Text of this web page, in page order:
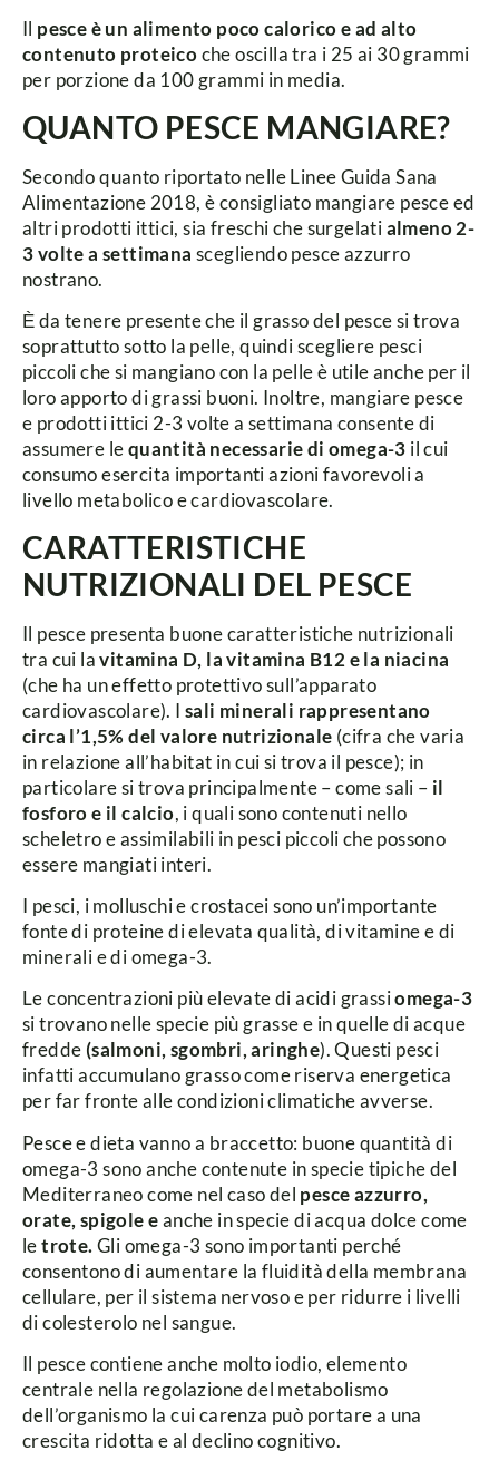
Il pesce è un alimento poco calorico e ad alto
contenuto proteicoche oscilla tra i 25 ai 30 grammi
per porzione da 100 grammi in media.
QUANTO PESCE MANGIARE?
Secondo quanto riportato nelle Linee Guida Sana
Alimentazione 2018, è consigliato mangiare pesce ed
altri prodotti ittici, sia freschi che surgelatialmeno 2-
3 volte a settimana scegliendopesce azzurro
nostrano.
Ѐ da tenere presente che il grasso del pesce si trova
soprattutto sotto la pelle, quindi scegliere pesci
piccoli che si mangiano con la pelle è utile anche per il
loro apporto di grassi buoni. Inoltre, mangiare pesce
e prodotti ittici 2-3 volte a settimana consente di
assumere lequantità necessarie di omega-3 il cui
consumo esercita importanti azioni favorevoli a
livello metabolico e cardiovascolare.
CARATTERISTICHE
NUTRIZIONALI DEL PESCE
Il pesce presenta buone caratteristiche nutrizionali
tra cui lavitamina D, la vitamina B12 e la niacina
(che ha un effetto protettivo sull’apparato
cardiovascolare). I sali minerali rappresentano
circa l’1,5% del valore nutrizionale (cifra che varia
in relazione all’habitat in cui si trova il pesce); in
particolare si trova principalmente – come sali – il
fosforo e il calcio, i quali sono contenuti nello
scheletro e assimilabili in pesci piccoli che possono
essere mangiati interi.
I pesci, i molluschi e crostacei sono un’importante
fonte di proteine di elevata qualità, di vitamine e di
minerali e di omega-3.
Le concentrazioni più elevate di acidi grassiomega-3
si trovano nelle specie più grasse e in quelle di acque
fredde (salmoni, sgombri, aringhe). Questi pesci
infatti accumulano grasso come riserva energetica
per far fronte alle condizioni climatiche avverse.
Pesce e dieta vanno a braccetto: buone quantità di
omega-3 sono anche contenute in specie tipiche del
Mediterraneo come nel caso del pesce azzurro,
orate, spigole eanche in specie di acqua dolce come
letrote.Gli omega-3 sono importanti perché
consentono di aumentare la fluidità della membrana
cellulare, per il sistema nervoso e per ridurre i livelli
di colesterolo nel sangue.
Il pesce contiene anche molto iodio, elemento
centrale nella regolazione del metabolismo
dell’organismo la cui carenza può portare a una
crescita ridotta e al declino cognitivo.